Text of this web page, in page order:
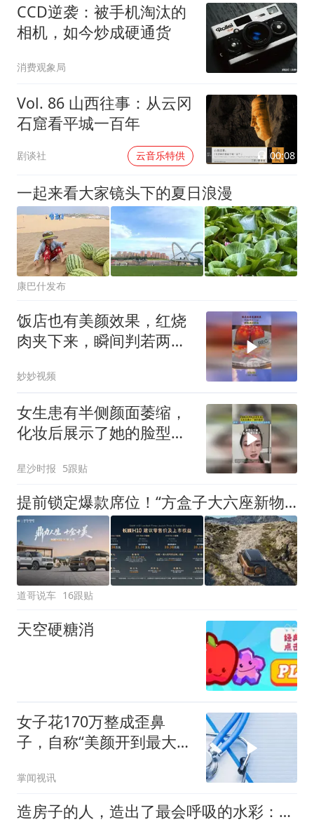
CCD逆袭：被手机淘汰的
相机，如今炒成硬通货
消费观象局
Vol. 86 山西往事：从云冈
石窟看平城一百年
剧谈社 云音乐特供 00:08
一起来看大家镜头下的夏日浪漫
康巴什发布
饭店也有美颜效果，红烧
肉夹下来，瞬间判若两
妙妙视频
女生患有半侧颜面萎缩，
化妆后展示了她的脸型，
有两种脸型
星沙时报 5跟贴
提前锁定爆款席位！“方盒子大六座新物种”长城H10上市限时20.18万起
道哥说车 16跟贴
天空硬糖消
女子花170万整成歪鼻
子，自称“美颜开到最大还
掌闻视讯
造房子的人，造出了最会呼吸的水彩：波兰建筑师的水彩魔法，每一笔都在失控中完美